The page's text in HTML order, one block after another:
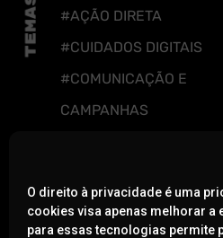
O direito à privacidade é uma
cookies visa apenas melhorar a
para essas tecnologias
#AÇÃO DIRETA
#CUIDADOS DIGITAIS
#COMUNICAÇÃO E
CAMPANHAS
A ESCOLA